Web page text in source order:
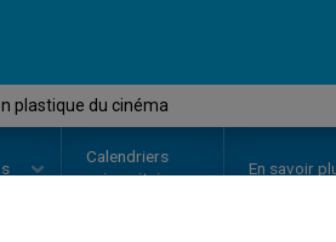
plastique du cinéma
Calendriers
universitaires
En savoir